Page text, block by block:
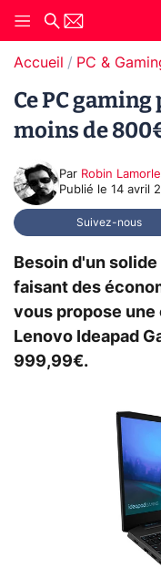
Accueil PC &
Ce PC
moins de
Par Robin
Publié le 14 avril
Suivez-nous
Besoin d'un
faisant des
vous propose
Lenovo Ideapad
999,99€.